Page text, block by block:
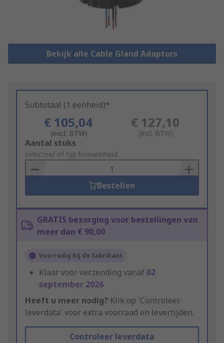
Bekijk alle Cable Gland Adaptors
Subtotaal (1 eenheid)*
€ 105,04
(excl. BTW)
€ 127,10
(incl. BTW)
Add
to
Basket
Aantal stuks
selecteer of typ hoeveelheid
Bestellen
GRATIS bezorging voor bestellingen van
meer dan € 90,00
Voorradig bij de fabrikant
Klaar voor verzending vanaf 02
september 2026
Heeft u meer nodig? Klik op 'Controleer
leverdata' voor extra voorraad en levertijden.
Controleer leverdata